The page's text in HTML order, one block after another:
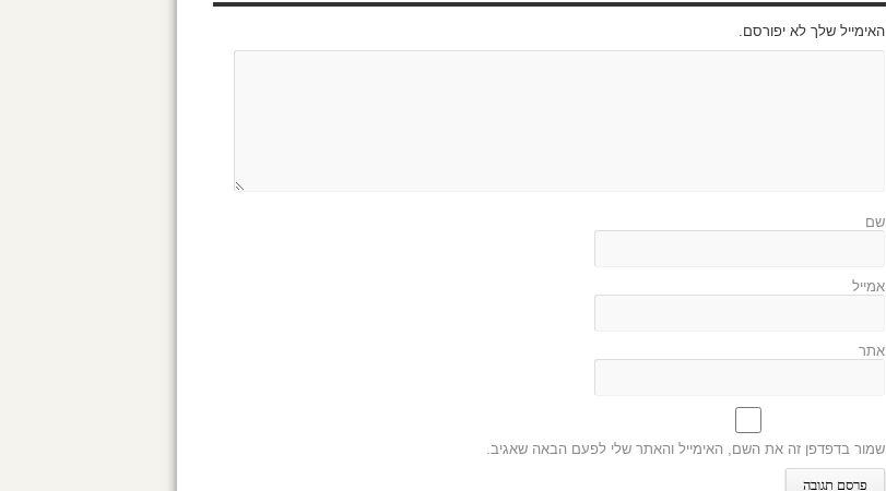
האימייל שלך לא יפורסם.
שם
אמייל
אתר
שמור בדפדפן זה את השם, האימייל והאתר שלי לפעם הבאה שאגיב.